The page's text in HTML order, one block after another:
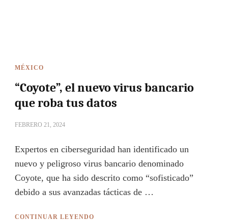
MÉXICO
“Coyote”, el nuevo virus bancario
que roba tus datos
FEBRERO 21, 2024
Expertos en ciberseguridad han identificado un
nuevo y peligroso virus bancario denominado
Coyote, que ha sido descrito como “sofisticado”
debido a sus avanzadas tácticas de …
CONTINUAR LEYENDO